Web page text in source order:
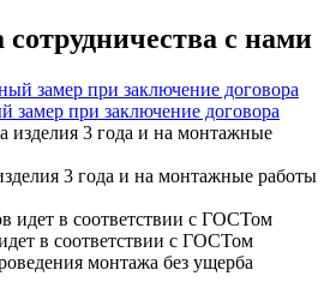
с нами
замер при заключение договора
3 года и на монтажные работы
в соответствии с ГОСТом